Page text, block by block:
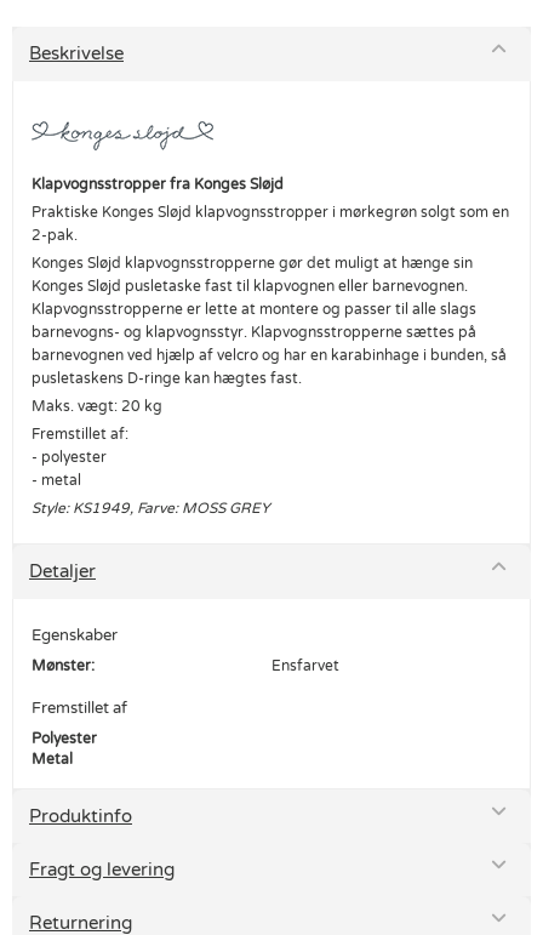
Beskrivelse
Klapvognsstropper fra Konges Sløjd
Praktiske Konges Sløjd klapvognsstropper i mørkegrøn solgt som en
2-pak.
Konges Sløjd klapvognsstropperne gør det muligt at hænge sin
Konges Sløjd pusletaske fast til klapvognen eller barnevognen.
Klapvognsstropperne er lette at montere og passer til alle slags
barnevogns- og klapvognsstyr. Klapvognsstropperne sættes på
barnevognen ved hjælp af velcro og har en karabinhage i bunden, så
pusletaskens D-ringe kan hægtes fast.
Maks. vægt: 20 kg
Fremstillet af:
- polyester
- metal
Style: KS1949, Farve: MOSS GREY
Detaljer
Egenskaber
Mønster: Ensfarvet
Fremstillet af
Polyester
Metal
Produktinfo
Fragt og levering
Returnering